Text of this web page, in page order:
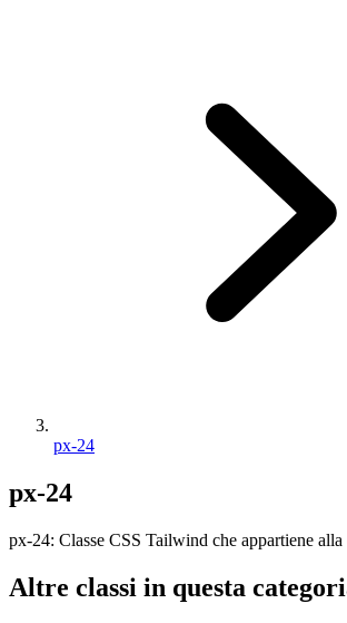
px-24
px-24
px-24: Classe CSS Tailwind che appartiene alla
Altre classi in questa